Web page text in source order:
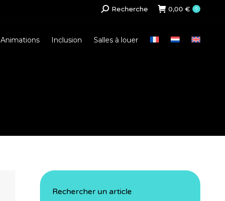
Search:
Recherche 0,00 € 0
Animations Inclusion Salles à louer
Rechercher un article